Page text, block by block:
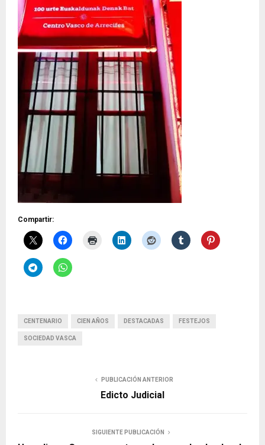
Compartir:
CENTENARIO CIEN AÑOS DESTACADAS FESTEJOS
SOCIEDAD VASCA
PUBLICACIÓN ANTERIOR
Edicto Judicial
SIGUIENTE PUBLICACIÓN